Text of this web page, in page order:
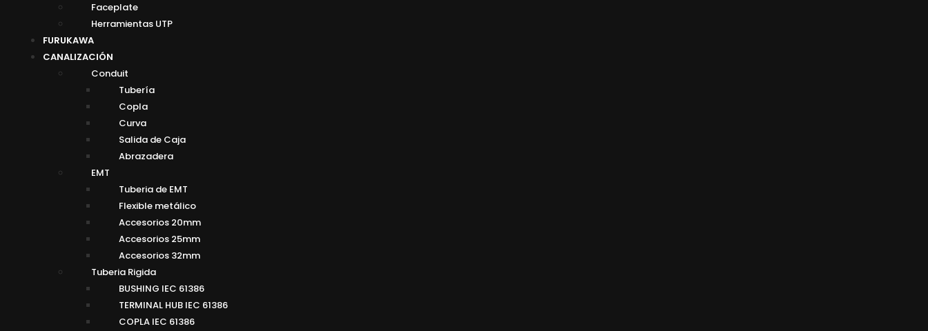
Faceplate
Herramientas UTP
FURUKAWA
CANALIZACIÓN
Conduit
Tubería
Copla
Curva
Salida de Caja
Abrazadera
EMT
Tuberia de EMT
Flexible metálico
Accesorios 20mm
Accesorios 25mm
Accesorios 32mm
Tuberia Rigida
BUSHING IEC 61386
TERMINAL HUB IEC 61386
COPLA IEC 61386